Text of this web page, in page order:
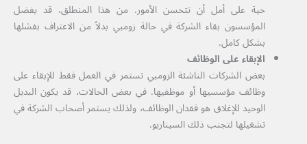
حية على أمل أن تتحسن الأمور. من هذا المنطلق، قد يفضل
المؤسسون بقاء الشركة في حالة زومبي بدلاً من الاعتراف بفشلها
بشكل كامل.
الإبقاء على الوظائف
بعض الشركات الناشئة الزومبي تستمر في العمل فقط للإبقاء على
وظائف مؤسسيها أو موظفيها. في بعض الحالات، قد يكون البديل
الوحيد للإغلاق هو فقدان الوظائف، ولذلك يستمر أصحاب الشركة في
تشغيلها لتجنب ذلك السيناريو.